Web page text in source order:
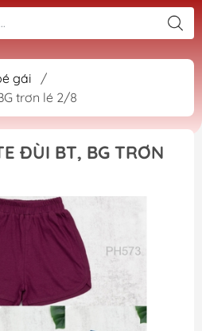
gái
/
trơn lé 2/8
ĐÙI BT, BG TRƠN